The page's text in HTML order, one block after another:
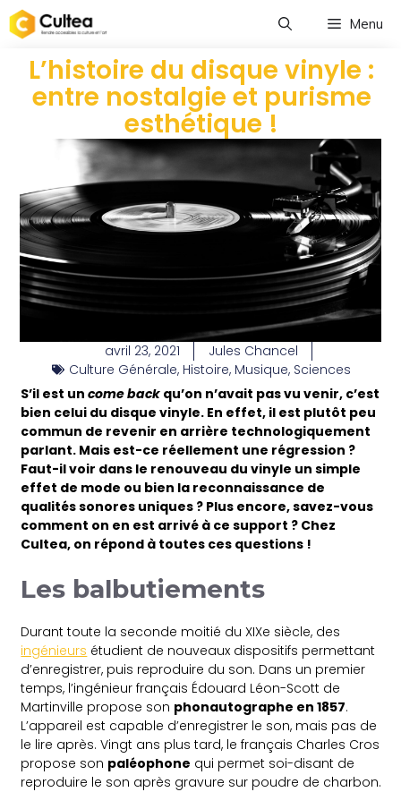
Menu
L’histoire du disque vinyle :
entre nostalgie et purisme
esthétique !
avril 23, 2021
Jules Chancel
Culture Générale, Histoire, Musique, Sciences
S’il est uncome back qu’on n’avait pas vu venir, c’est
bien celui du disque vinyle. En effet, il est plutôt peu
commun de revenir en arrière technologiquement
parlant. Mais est-ce réellement une régression ?
Faut-il voir dans le renouveau du vinyle un simple
effet de mode ou bien la reconnaissance de
qualités sonores uniques ? Plus encore, savez-vous
comment on en est arrivé à ce support ? Chez
Cultea, on répond à toutes ces questions !
Les balbutiements
Durant toute la seconde moitié du XIXe siècle, des
ingénieurs étudient de nouveaux dispositifs permettant
d’enregistrer, puis reproduire du son. Dans un premier
temps, l’ingénieur français Édouard Léon-Scott de
Martinville propose son phonautographe en 1857.
L’appareil est capable d’enregistrer le son, mais pas de
le lire après. Vingt ans plus tard, le français Charles Cros
propose son paléophone qui permet soi-disant de
reproduire le son après gravure sur poudre de charbon.